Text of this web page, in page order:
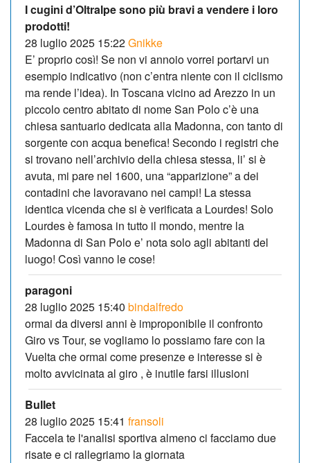
I cugini d’Oltralpe sono più bravi a vendere i loro
prodotti!
28 luglio 2025 15:22Gnikke
E’ proprio così! Se non vi annoio vorrei portarvi un
esempio indicativo (non c’entra niente con il ciclismo
ma rende l’idea). In Toscana vicino ad Arezzo in un
piccolo centro abitato di nome San Polo c’è una
chiesa santuario dedicata alla Madonna, con tanto di
sorgente con acqua benefica! Secondo i registri che
si trovano nell’archivio della chiesa stessa, li’ si è
avuta, mi pare nel 1600, una “apparizione” a dei
contadini che lavoravano nei campi! La stessa
identica vicenda che si è verificata a Lourdes! Solo
Lourdes è famosa in tutto il mondo, mentre la
Madonna di San Polo e’ nota solo agli abitanti del
luogo! Così vanno le cose!
paragoni
28 luglio 2025 15:40 bindalfredo
ormai da diversi anni è improponibile il confronto
Giro vs Tour, se vogliamo lo possiamo fare con la
Vuelta che ormai come presenze e interesse si è
molto avvicinata al giro , è inutile farsi illusioni
Bullet
28 luglio 2025 15:41 fransoli
Faccela te l'analisi sportiva almeno ci facciamo due
risate e ci rallegriamo la giornata